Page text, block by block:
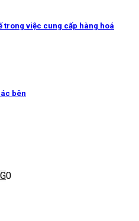
trong việc cung cấp hàng hoá
bên
0